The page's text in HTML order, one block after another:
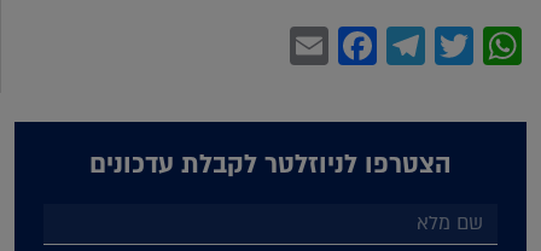
WhatsApp
Twitter
Telegram
Facebook
הצטרפו לניוזלטר לקבלת עדכונים